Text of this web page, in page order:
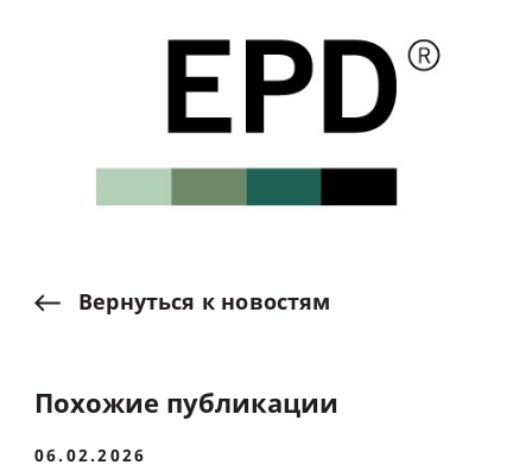
Вернуться к новостям
Похожие публикации
06.02.2026